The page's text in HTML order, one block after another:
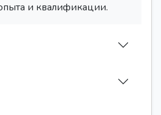
и квалификации.